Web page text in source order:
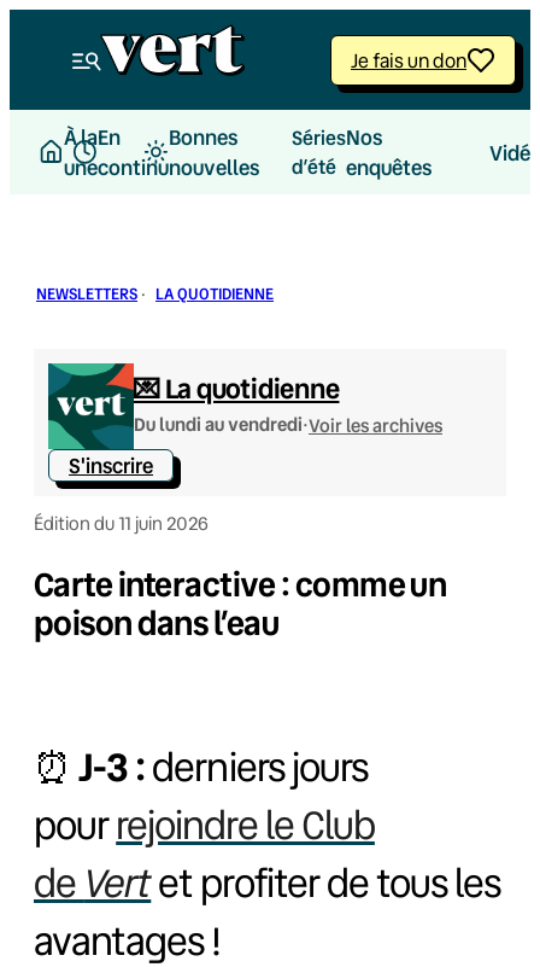
Je fais un don
À la
une
En
continu
Bonnes
nouvelles
Séries
d’été
Nos
enquêtes
NEWSLETTERS · LA QUOTIDIENNE
💌 La quotidienne
Du lundi au vendredi·Voir les archives
S'inscrire
Édition du 11 juin 2026
Carte interactive : comme un
poison dans l’eau
⏰J-3 :derniers jours
pourrejoindre le Club
de Vertet profiter de tous les
avantages !